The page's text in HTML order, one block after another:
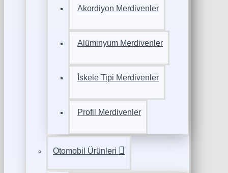
Akordiyon Merdivenler
Alüminyum Merdivenler
İskele Tipi Merdivenler
Profil Merdivenler
Otomobil Ürünleri